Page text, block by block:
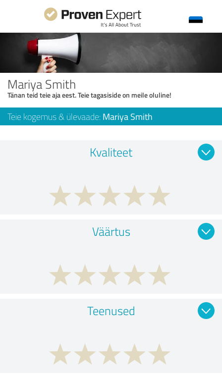
Mariya Smith
Tänan teid teie aja eest. Teie tagasiside on meile oluline!
Teie kogemus & ülevaade: Mariya Smith
Kvaliteet
Väärtus
Teenused